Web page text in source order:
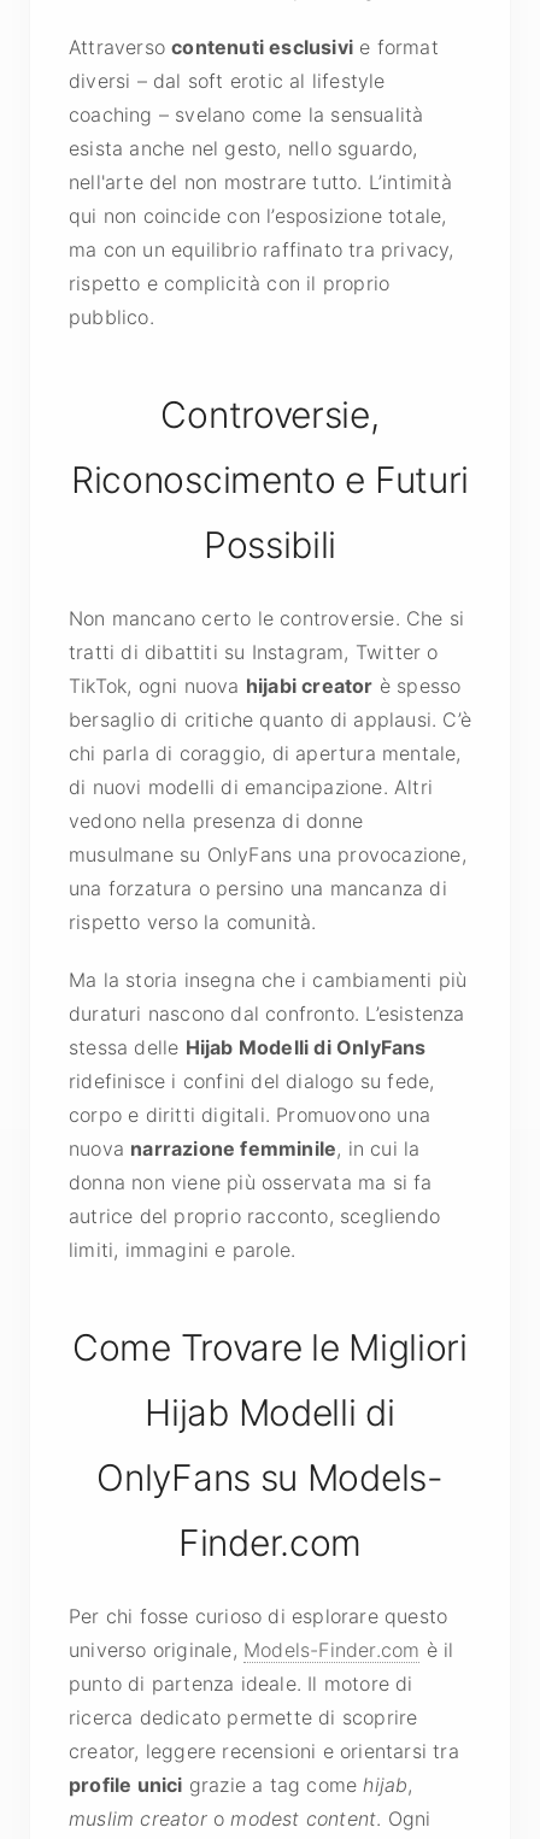
Attraversocontenuti esclusivi e format
diversi – dal soft erotic al lifestyle
coaching – svelano come la sensualità
esista anche nel gesto, nello sguardo,
nell'arte del non mostrare tutto. L’intimità
qui non coincide con l’esposizione totale,
ma con un equilibrio raffinato tra privacy,
rispetto e complicità con il proprio
pubblico.
Controversie,
Riconoscimento e Futuri
Possibili
Non mancano certo le controversie. Che si
tratti di dibattiti su Instagram, Twitter o
TikTok, ogni nuova hijabi creator è spesso
bersaglio di critiche quanto di applausi. C’è
chi parla di coraggio, di apertura mentale,
di nuovi modelli di emancipazione. Altri
vedono nella presenza di donne
musulmane su OnlyFans una provocazione,
una forzatura o persino una mancanza di
rispetto verso la comunità.
Ma la storia insegna che i cambiamenti più
duraturi nascono dal confronto. L’esistenza
stessa delle Hijab Modelli di OnlyFans
ridefinisce i confini del dialogo su fede,
corpo e diritti digitali. Promuovono una
nuova narrazione femminile, in cui la
donna non viene più osservata ma si fa
autrice del proprio racconto, scegliendo
limiti, immagini e parole.
Come Trovare le Migliori
Hijab Modelli di
OnlyFans su Models-
Finder.com
Per chi fosse curioso di esplorare questo
universo originale, Models-Finder.com è il
punto di partenza ideale. Il motore di
ricerca dedicato permette di scoprire
creator, leggere recensioni e orientarsi tra
profile unici grazie a tag comehijab,
muslim creatoromodest content. Ogni